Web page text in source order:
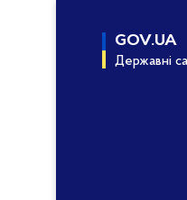
GOV.UA
Державні